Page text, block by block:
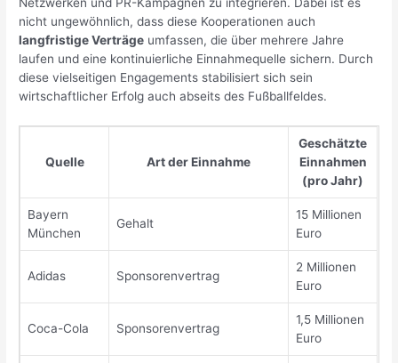
nicht ungewöhnlich, dass diese Kooperationen auch
langfristige Verträge umfassen, die über mehrere Jahre
laufen und eine kontinuierliche Einnahmequelle sichern. Durch
diese vielseitigen Engagements stabilisiert sich sein
wirtschaftlicher Erfolg auch abseits des Fußballfeldes.
Quelle Art der Einnahme
Geschätzte
Einnahmen
(pro Jahr)
Bayern
München
Gehalt
15 Millionen
Euro
Adidas Sponsorenvertrag
2 Millionen
Euro
Coca-Cola Sponsorenvertrag
1,5 Millionen
Euro